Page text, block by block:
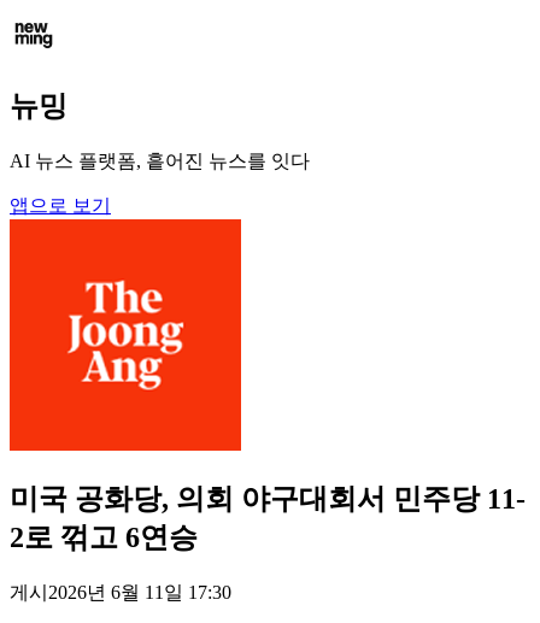
뉴밍
AI 뉴스 플랫폼, 흩어진 뉴스를 잇다
앱으로 보기
미국 공화당, 의회 야구대회서 민주당 11-
2로 꺾고 6연승
게시 2026년 6월 11일 17:30